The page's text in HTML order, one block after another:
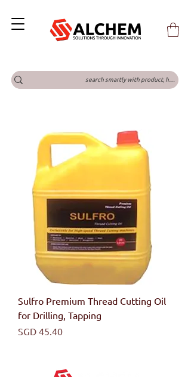
Sulfro Premium Thread Cutting Oil
for Drilling, Tapping
السعر